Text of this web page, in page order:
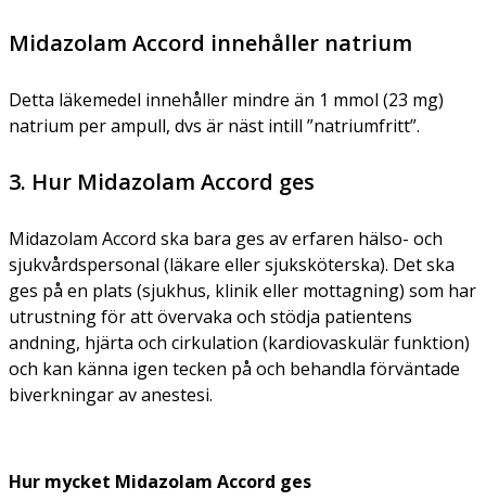
Midazolam Accord innehåller natrium
Detta läkemedel innehåller mindre än 1 mmol (23 mg)
natrium per ampull, dvs är näst intill ”natriumfritt”.
3. Hur Midazolam Accord ges
Midazolam Accord ska bara ges av erfaren hälso- och
sjukvårdspersonal (läkare eller sjuksköterska). Det ska
ges på en plats (sjukhus, klinik eller mottagning) som har
utrustning för att övervaka och stödja patientens
andning, hjärta och cirkulation (kardiovaskulär funktion)
och kan känna igen tecken på och behandla förväntade
biverkningar av anestesi.
Hur mycket Midazolam Accord ges